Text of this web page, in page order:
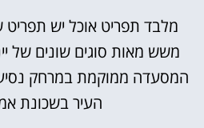
מלבד תפריט אוכל יש תפריט
משש מאות סוגים שונים של
המסעדה ממוקמת במרחק
העיר בשכונת